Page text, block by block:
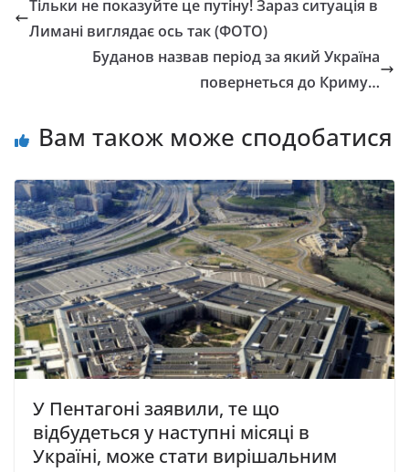
Тільки не показуйте це путіну! Зараз ситуація в
Лимані виглядає ось так (ФОТО)
Буданов назвав період за який Україна
повернеться до Криму…
Вам також може сподобатися
У Пентагоні заявили, те що
відбудеться у наступні місяці в
Україні, може стати вирішальним